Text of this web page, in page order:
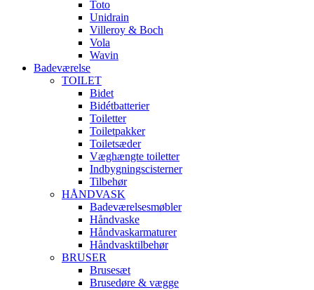
Toto
Unidrain
Villeroy & Boch
Vola
Wavin
Badeværelse
TOILET
Bidet
Bidétbatterier
Toiletter
Toiletpakker
Toiletsæder
Væghængte toiletter
Indbygningscisterner
Tilbehør
HÅNDVASK
Badeværelsesmøbler
Håndvaske
Håndvaskarmaturer
Håndvasktilbehør
BRUSER
Brusesæt
Brusedøre & vægge